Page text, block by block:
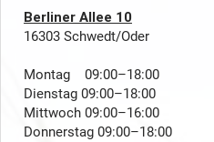
Berliner Allee 10
16303 Schwedt/Oder
Montag 09:00–18:00
Dienstag 09:00–18:00
Mittwoch 09:00–16:00
Donnerstag 09:00–18:00